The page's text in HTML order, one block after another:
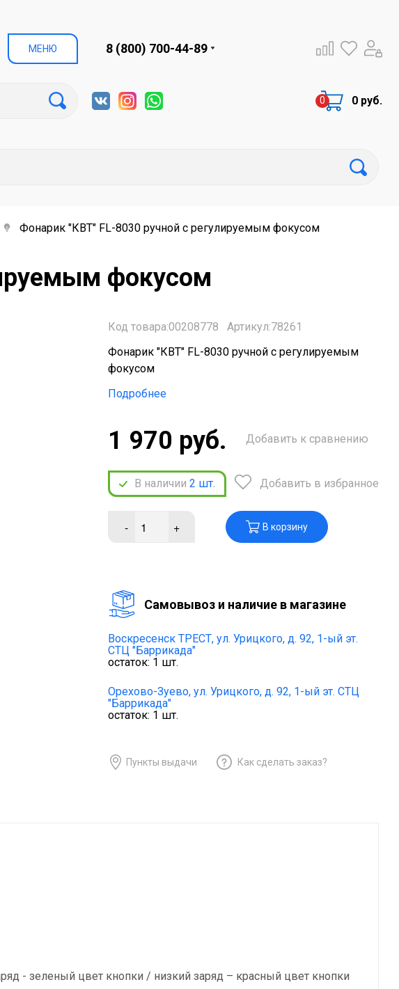
МЕНЮ 8 (800) 700-44-89
0 руб.
Фонарик "КВТ" FL-8030 ручной с регулируемым фокусом
фокусом
Код товара:00208778
Артикул:78261
Фонарик "КВТ" FL-8030 ручной с регулируемым
фокусом
Подробнее
1 970 руб.
В наличии 2 шт.
Добавить к сравнению
Добавить в избранное
- + В корзину
Cамовывоз и наличие в магазине
Воскресенск ТРЕСТ, ул. Урицкого, д. 92, 1-ый эт.
СТЦ "Баррикада"
остаток: 1 шт.
Орехово-Зуево, ул. Урицкого, д. 92, 1-ый эт. СТЦ
"Баррикада"
остаток: 1 шт.
Пункты выдачи Как сделать заказ?
- зеленый цвет кнопки / низкий заряд – красный цвет кнопки